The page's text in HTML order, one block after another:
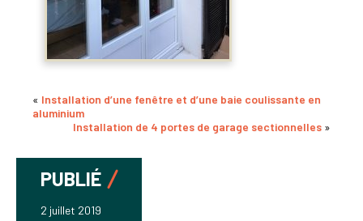
« Installation d’une fenêtre et d’une baie coulissante en
aluminium
Installation de 4 portes de garage sectionnelles »
PUBLIÉ
2 juillet 2019